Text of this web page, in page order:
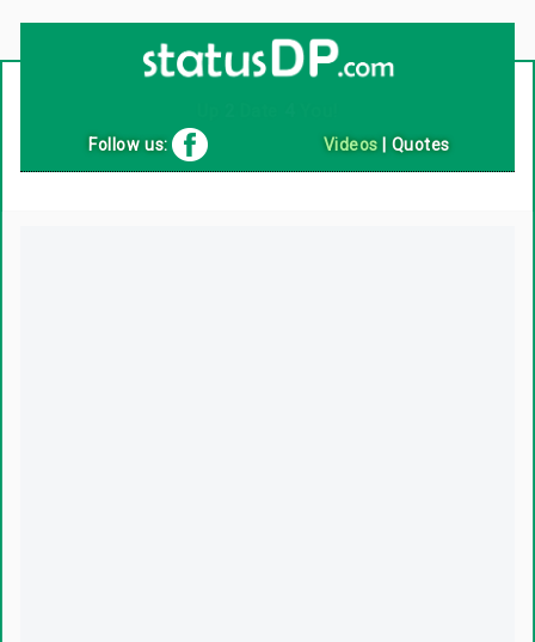
Follow us: Videos Quotes